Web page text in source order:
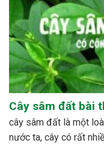
Cây sâm đất bài
cây sâm đất là một
nước ta, cây có rất